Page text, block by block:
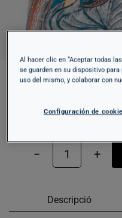
− 1 +
Descripció
Al hacer clic en “Aceptar todas
se guarden en su dispositivo
uso del mismo, y colaborar con
Configuración de